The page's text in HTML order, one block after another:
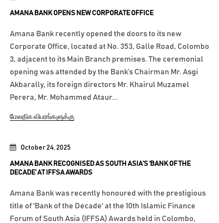
October 24, 2025
AMANA BANK RECOGNISED AS SOUTH ASIA’S ‘BANK OF THE
DECADE’ AT IFFSA AWARDS
Amana Bank was recently honoured with the prestigious
title of 'Bank of the Decade' at the 10th Islamic Finance
Forum of South Asia (IFFSA) Awards held in Colombo,
AMANA BANK OPENS NEW CORPORATE OFFICE
Amana Bank recently opened the doors to its new
Corporate Office, located at No. 353, Galle Road, Colombo
3, adjacent to its Main Branch premises. The ceremonial
opening was attended by the Bank’s Chairman Mr. Asgi
Akbarally, its foreign directors Mr. Khairul Muzamel
Perera, Mr. Mohammed Ataur...
மேலதிக விபரங்களுக்கு